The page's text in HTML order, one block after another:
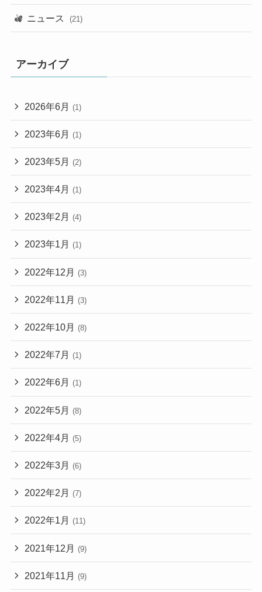
ニュース (21)
アーカイブ
2026年6月 (1)
2023年6月 (1)
2023年5月 (2)
2023年4月 (1)
2023年2月 (4)
2023年1月 (1)
2022年12月 (3)
2022年11月 (3)
2022年10月 (8)
2022年7月 (1)
2022年6月 (1)
2022年5月 (8)
2022年4月 (5)
2022年3月 (6)
2022年2月 (7)
2022年1月 (11)
2021年12月 (9)
2021年11月 (9)